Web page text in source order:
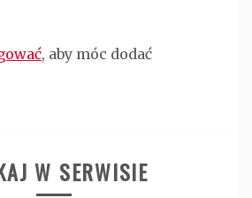
, aby móc dodać
W SERWISIE